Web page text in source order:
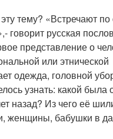
тему? «Встречают
говорит русская
представление о
или этнической
одежда, головной
узнать: какой была
назад? Из чего её
женщины, бабушки в